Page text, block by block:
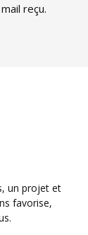
reçu.
un projet et
favorise,